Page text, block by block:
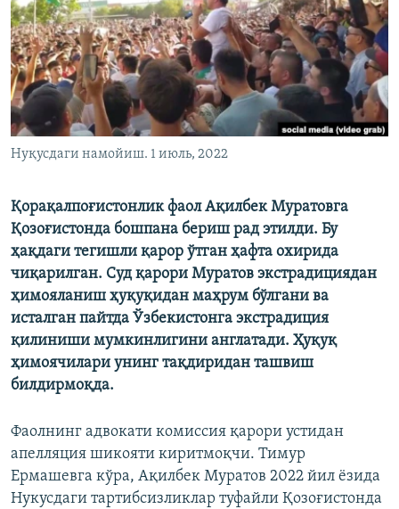
Нуқусдаги намойиш. 1 июль, 2022
Қорақалпоғистонлик фаол Ақилбек Муратовга
Қозоғистонда бошпана бериш рад этилди. Бу
ҳақдаги тегишли қарор ўтган ҳафта охирида
чиқарилган. Суд қарори Муратов экстрадициядан
ҳимояланиш ҳуқуқидан маҳрум бўлгани ва
исталган пайтда Ўзбекистонга экстрадиция
қилиниши мумкинлигини англатади. Ҳуқуқ
ҳимоячилари унинг тақдиридан ташвиш
билдирмоқда.
Фаолнинг адвокати комиссия қарори устидан
апелляция шикояти киритмоқчи. Тимур
Ермашевга кўра, Ақилбек Муратов 2022 йил ёзида
Нукусдаги тартибсизликлар туфайли Қозоғистонда